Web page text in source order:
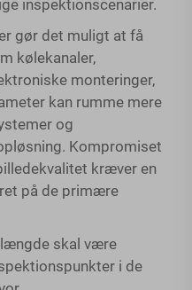
inspektionscenarier.
gør det muligt at få
kølekanaler,
monteringer,
kan rumme mere
og
Kompromiset
kræver en
på de primære
skal være
i de